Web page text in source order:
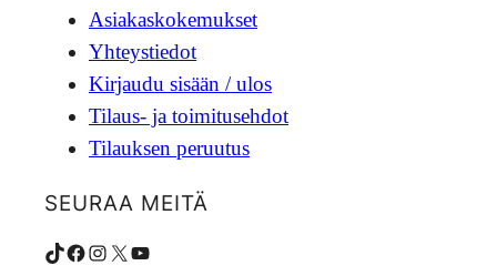
Asiakaskokemukset
Yhteystiedot
Kirjaudu sisään / ulos
Tilaus- ja toimitusehdot
Tilauksen peruutus
SEURAA MEITÄ
TikTok Facebook Instagram X YouTube